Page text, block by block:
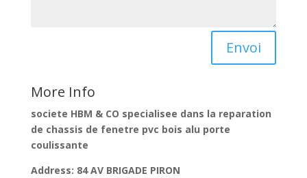
Envoi
More Info
societe HBM & CO specialisee dans la reparation
de chassis de fenetre pvc bois alu porte
coulissante
Address: 84 AV BRIGADE PIRON